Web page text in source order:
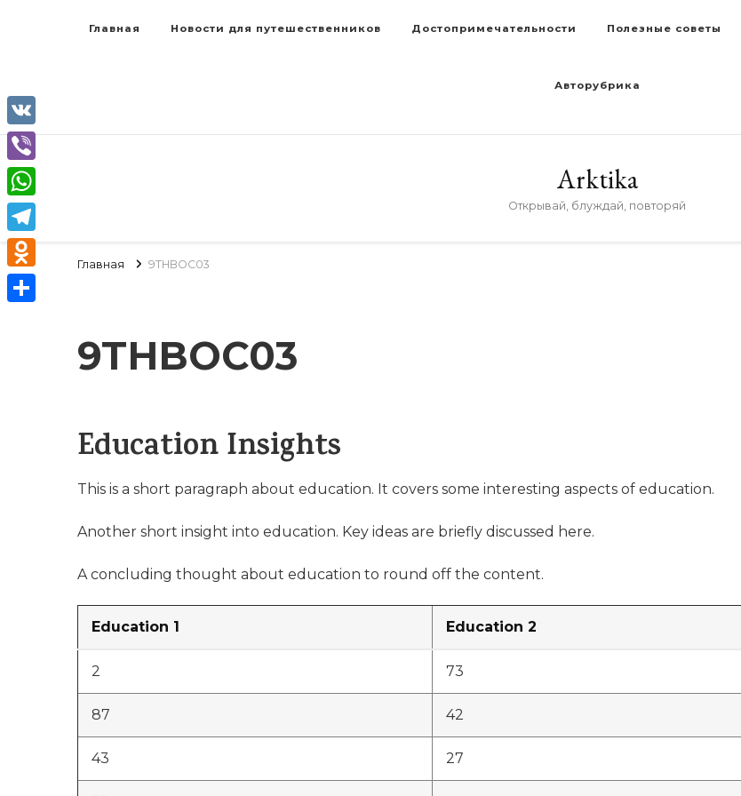
Главная Новости для путешественников Достопримечательности Полезные советы
Авторубрика
Arktika
Открывай, блуждай, повторяй
Главная 9THBOC03
9THBOC03
Education Insights
This is a short paragraph about education. It covers some interesting aspects of education.
Another short insight into education. Key ideas are briefly discussed here.
A concluding thought about education to round off the content.
Education 1 Education 2
2 73
87 42
43 27
VK
Viber
WhatsApp
Telegram
Odnoklassniki